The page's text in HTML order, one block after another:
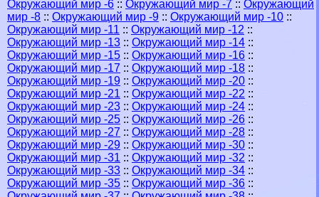
Окружающий мир -6 :: Окружающий мир -7 :: Окружающий
мир -8 :: Окружающий мир -9 :: Окружающий мир -10 ::
Окружающий мир -11 :: Окружающий мир -12 ::
Окружающий мир -13 :: Окружающий мир -14 ::
Окружающий мир -15 :: Окружающий мир -16 ::
Окружающий мир -17 :: Окружающий мир -18 ::
Окружающий мир -19 :: Окружающий мир -20 ::
Окружающий мир -21 :: Окружающий мир -22 ::
Окружающий мир -23 :: Окружающий мир -24 ::
Окружающий мир -25 :: Окружающий мир -26 ::
Окружающий мир -27 :: Окружающий мир -28 ::
Окружающий мир -29 :: Окружающий мир -30 ::
Окружающий мир -31 :: Окружающий мир -32 ::
Окружающий мир -33 :: Окружающий мир -34 ::
Окружающий мир -35 :: Окружающий мир -36 ::